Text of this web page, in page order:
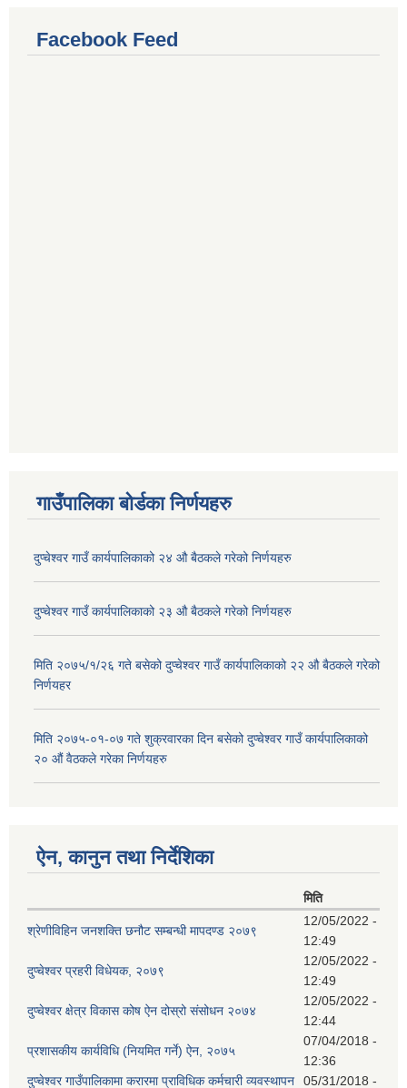
Facebook Feed
गाउँपालिका बोर्डका निर्णयहरु
दुप्चेश्वर गाउँ कार्यपालिकाको २४ औ बैठकले गरेको निर्णयहरु
दुप्चेश्वर गाउँ कार्यपालिकाको २३ औ बैठकले गरेको निर्णयहरु
मिति २०७५/१/२६ गते बसेको दुप्चेश्वर गाउँ कार्यपालिकाको २२ औ बैठकले गरेको
निर्णयहर
मिति २०७५-०१-०७ गते शुक्रवारका दिन बसेको दुप्चेश्वर गाउँ कार्यपालिकाको
२० औं वैठकले गरेका निर्णयहरु
ऐन, कानुन तथा निर्देशिका
मिति
श्रेणीविहिन जनशक्ति छनौट सम्बन्धी मापदण्ड २०७९
12/05/2022 -
12:49
दुप्चेश्वर प्रहरी विधेयक, २०७९
12/05/2022 -
12:49
दुप्चेश्वर क्षेत्र विकास कोष ऐन दोस्रो संसोधन २०७४
12/05/2022 -
12:44
प्रशासकीय कार्यविधि (नियमित गर्ने) ऐन, २०७५
07/04/2018 -
12:36
दुप्चेश्वर गाउँपालिकामा करारमा प्राविधिक कर्मचारी व्यवस्थापन
05/31/2018 -